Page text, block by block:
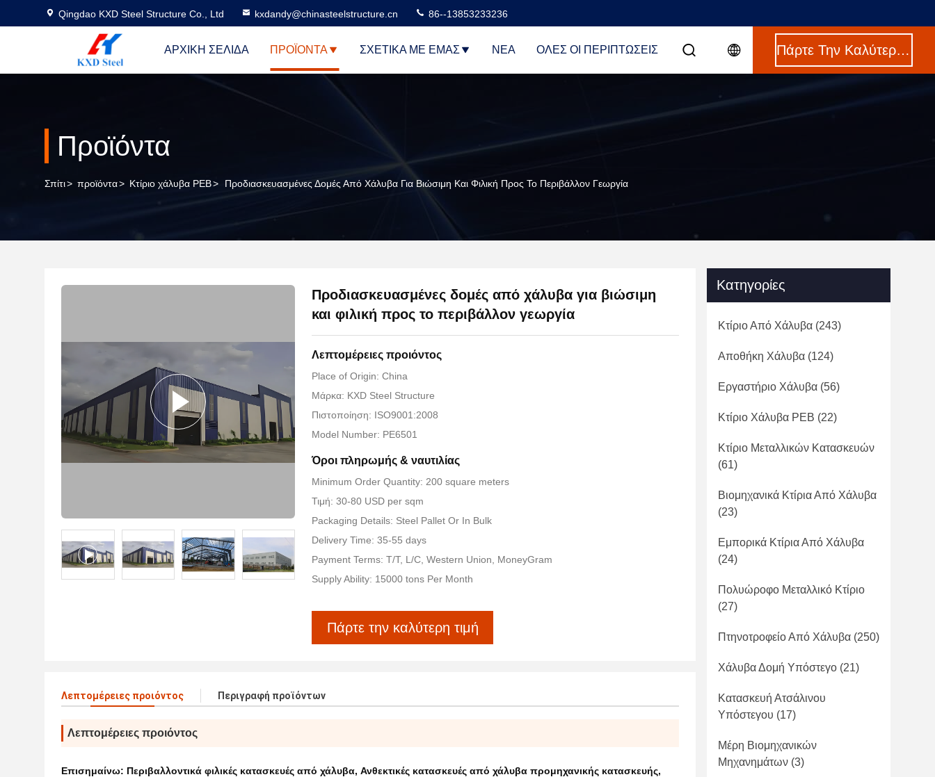
Qingdao KXD Steel Structure Co., Ltd kxdandy@chinasteelstructure.cn 86--13853233236
ΑΡΧΙΚΉ ΣΕΛΊΔΑ ΠΡΟΪΌΝΤΑ ΣΧΕΤΙΚΆ ΜΕ ΕΜΆΣ ΝΈΑ ΌΛΕΣ ΟΙ ΠΕΡΙΠΤΏΣΕΙΣ Πάρτε Την Καλύτερη Τιμή
Προϊόντα
Σπίτι> προϊόντα> Κτίριο χάλυβα PEB> Προδιασκευασμένες Δομές Από Χάλυβα Για Βιώσιμη Και Φιλική Προς Το Περιβάλλον Γεωργία
Προδιασκευασμένες δομές από χάλυβα για βιώσιμη
και φιλική προς το περιβάλλον γεωργία
Λεπτομέρειες προιόντος
Place of Origin: China
Μάρκα: KXD Steel Structure
Πιστοποίηση: ISO9001:2008
Model Number: PE6501
Όροι πληρωμής & ναυτιλίας
Minimum Order Quantity: 200 square meters
Τιμή: 30-80 USD per sqm
Packaging Details: Steel Pallet Or In Bulk
Delivery Time: 35-55 days
Payment Terms: T/T, L/C, Western Union, MoneyGram
Supply Ability: 15000 tons Per Month
Πάρτε την καλύτερη τιμή
Λεπτομέρειες προιόντος Περιγραφή προϊόντων
Λεπτομέρειες προιόντος
Επισημαίνω: Περιβαλλοντικά φιλικές κατασκευές από χάλυβα, Ανθεκτικές κατασκευές από χάλυβα προμηχανικής κατασκευής,
Κατηγορίες
Κτίριο Από Χάλυβα (243)
Αποθήκη Χάλυβα (124)
Εργαστήριο Χάλυβα (56)
Κτίριο Χάλυβα PEB (22)
Κτίριο Μεταλλικών Κατασκευών
(61)
Βιομηχανικά Κτίρια Από Χάλυβα
(23)
Εμπορικά Κτίρια Από Χάλυβα
(24)
Πολυώροφο Μεταλλικό Κτίριο
(27)
Πτηνοτροφείο Από Χάλυβα (250)
Χάλυβα Δομή Υπόστεγο (21)
Κατασκευή Ατσάλινου
Υπόστεγου (17)
Μέρη Βιομηχανικών
Μηχανημάτων (3)